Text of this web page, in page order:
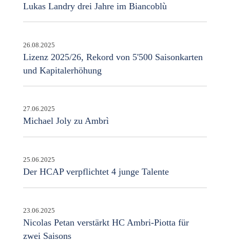
Lukas Landry drei Jahre im Biancoblù
26.08.2025
Lizenz 2025/26, Rekord von 5'500 Saisonkarten
und Kapitalerhöhung
27.06.2025
Michael Joly zu Ambrì
25.06.2025
Der HCAP verpflichtet 4 junge Talente
23.06.2025
Nicolas Petan verstärkt HC Ambri-Piotta für
zwei Saisons